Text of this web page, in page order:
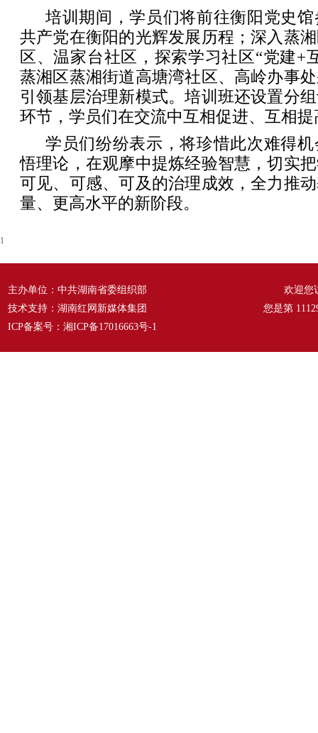
培训期间，学员们将前往衡阳党史
共产党在衡阳的光辉发展历程；深入蒸
区、温家台社区，探索学习社区“党建+
蒸湘区蒸湘街道高塘湾社区、高岭办事
引领基层治理新模式。培训班还设置分
环节，学员们在交流中互相促进、互相提
学员们纷纷表示，将珍惜此次难得
悟理论，在观摩中提炼经验智慧，切实
可见、可感、可及的治理成效，全力推
量、更高水平的新阶段。
1
主办单位：中共湖南省委组织部
技术支持：湖南红网新媒体集团
ICP备案号： 湘ICP备17016663号-1
欢迎您
您是第